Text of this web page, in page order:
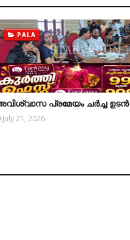
PALA
പ്രമേയം ചര്‍ച്ച ഉടന്‍
July 21, 2026